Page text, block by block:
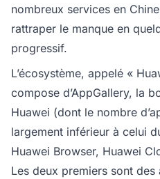
nombreux services en
rattraper le manque en
progressif.
L’écosystème, appelé «
compose d’AppGallery, la
Huawei (dont le nombre
largement inférieur à celui
Huawei Browser, Huawei
Les deux premiers sont